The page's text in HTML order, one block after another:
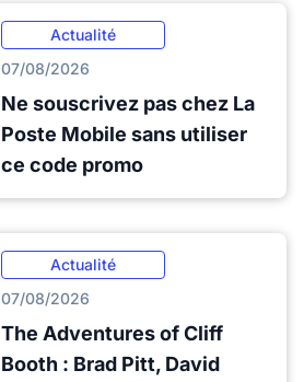
Actualité
07/08/2026
Ne souscrivez pas chez La
Poste Mobile sans utiliser
ce code promo
Actualité
07/08/2026
The Adventures of Cliff
Booth : Brad Pitt, David